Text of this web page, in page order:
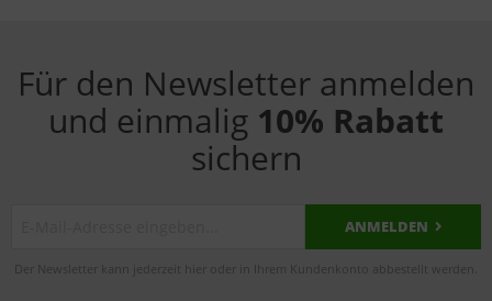
Für den Newsletter anmelden
und einmalig 10% Rabatt
sichern
ANMELDEN
Der Newsletter kann jederzeit hier oder in Ihrem Kundenkonto abbestellt werden.